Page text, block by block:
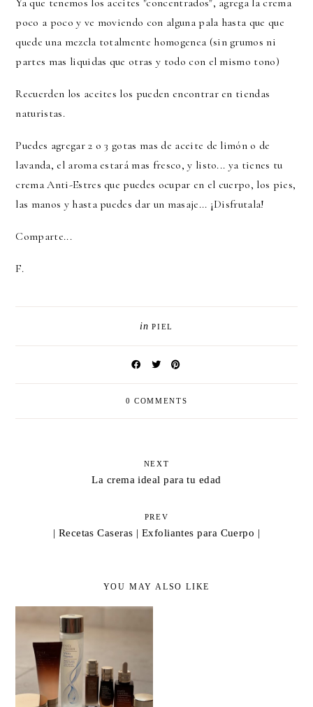
Ya que tenemos los aceites "concentrados", agrega la crema
poco a poco y ve moviendo con alguna pala hasta que que
quede una mezcla totalmente homogenea (sin grumos ni
partes mas liquidas que otras y todo con el mismo tono)
Recuerden los aceites los pueden encontrar en tiendas
naturistas.
Puedes agregar 2 o 3 gotas mas de aceite de limón o de
lavanda, el aroma estará mas fresco, y listo... ya tienes tu
crema Anti-Estres que puedes ocupar en el cuerpo, los pies,
las manos y hasta puedes dar un masaje... ¡Disfrutala!
Comparte...
F.
inPIEL
0 COMMENTS
NEXT
La crema ideal para tu edad
PREV
| Recetas Caseras | Exfoliantes para Cuerpo |
YOU MAY ALSO LIKE